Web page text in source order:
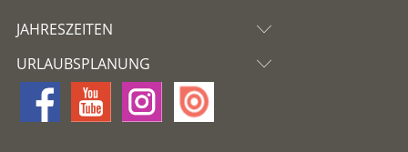
JAHRESZEITEN
URLAUBSPLANUNG